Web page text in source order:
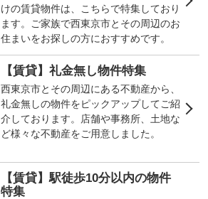
けの賃貸物件は、こちらで特集しており
ます。ご家族で西東京市とその周辺のお
住まいをお探しの方におすすめです。
【賃貸】礼金無し物件特集
西東京市とその周辺にある不動産から、
礼金無しの物件をピックアップしてご紹
介しております。店舗や事務所、土地な
ど様々な不動産をご用意しました。
【賃貸】駅徒歩10分以内の物件
特集